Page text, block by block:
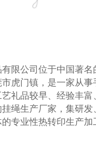
限公司位于中国著名
虎门镇，是一家从事
礼品较早、经验丰富
绳生产厂家，集研发
专业性热转印生产加